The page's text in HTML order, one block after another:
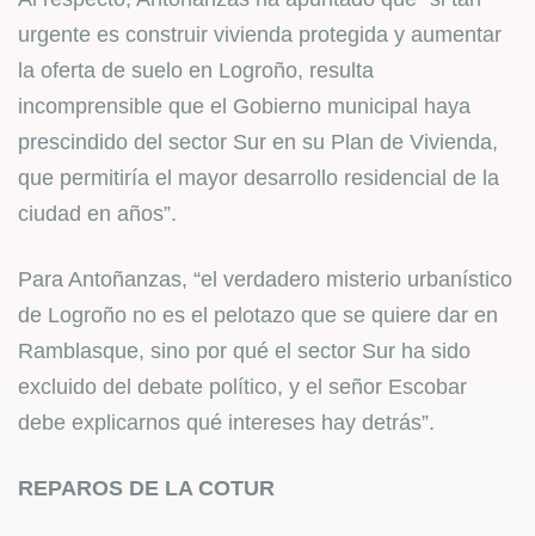
urgente es construir vivienda protegida y aumentar
la oferta de suelo en Logroño, resulta
incomprensible que el Gobierno municipal haya
prescindido del sector Sur en su Plan de Vivienda,
que permitiría el mayor desarrollo residencial de la
ciudad en años”.
Para Antoñanzas, “el verdadero misterio urbanístico
de Logroño no es el pelotazo que se quiere dar en
Ramblasque, sino por qué el sector Sur ha sido
excluido del debate político, y el señor Escobar
debe explicarnos qué intereses hay detrás”.
REPAROS DE LA COTUR